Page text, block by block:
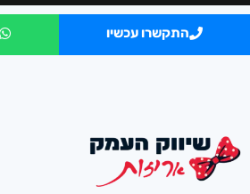
התקשרו עכשיו